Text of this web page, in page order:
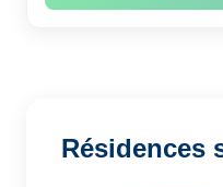
Résidences